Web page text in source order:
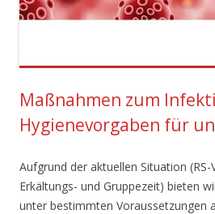
Maßnahmen zum
Hygienevorgaben für
Aufgrund der aktuellen Situation (RS-
Erkältungs- und Gruppezeit) bieten
unter bestimmten Voraussetzungen